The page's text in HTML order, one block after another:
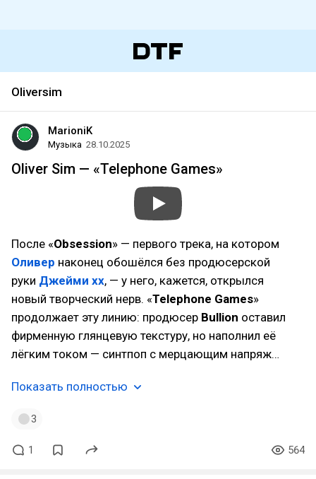
Oliversim
MarioniK
Музыка 28.10.2025
Oliver Sim — «Telephone Games»
После «Obsession» — первого трека, на котором
Оливер наконец обошёлся без продюсерской
руки Джейми xx, — у него, кажется, открылся
новый творческий нерв. «Telephone Games»
продолжает эту линию: продюсер Bullion оставил
фирменную глянцевую текстуру, но наполнил её
лёгким током — синтпоп с мерцающим напряж…
Показать полностью
3
1 564